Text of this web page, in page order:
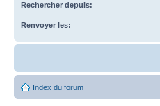
Rechercher depuis:
Renvoyer les:
Index du forum